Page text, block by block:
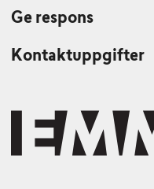
Ge respons
Kontaktuppgifter